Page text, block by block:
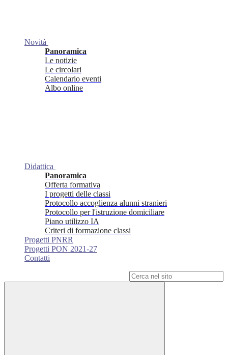
Novità
Panoramica
Le notizie
Le circolari
Calendario eventi
Albo online
Didattica
Panoramica
Offerta formativa
I progetti delle classi
Protocollo accoglienza alunni stranieri
Protocollo per l'istruzione domiciliare
Piano utilizzo IA
Criteri di formazione classi
Progetti PNRR
Progetti PON 2021-27
Contatti